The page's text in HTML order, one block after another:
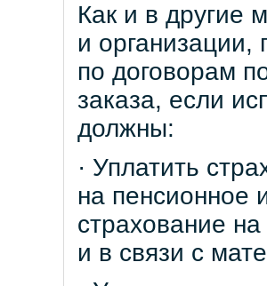
Как и в другие
и
по договорам
заказа, если
должны:
· Уплатить
на пенсионное
страхование
и в связи с